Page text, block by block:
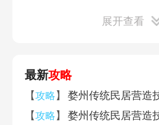
7月5日题一
展开查看
最新攻略
【攻略 】
【攻略 】